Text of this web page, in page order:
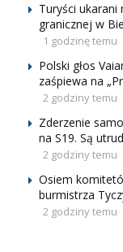
Turyści
granicznej w
1 godzinę temu
Polski głos
zaśpiewa na
2 godziny temu
Zderzenie
na S19. Są
2 godziny temu
Osiem
burmistrza
2 godziny temu